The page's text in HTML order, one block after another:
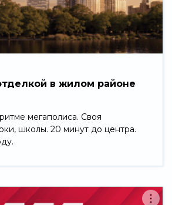
в жилом районе
мегаполиса. Своя
школы. 20 минут до центра.